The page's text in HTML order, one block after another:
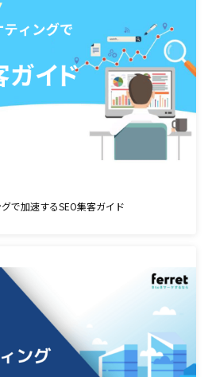
で加速するSEO集客ガイド